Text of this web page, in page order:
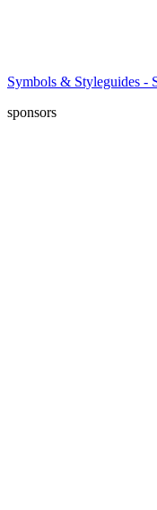
Symbols & Styleguides -
sponsors